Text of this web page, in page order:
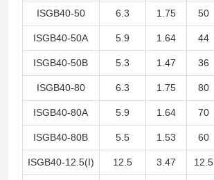
ISGB40-50 6.3 1.75 50
ISGB40-50A 5.9 1.64 44
ISGB40-50B 5.3 1.47 36
ISGB40-80 6.3 1.75 80
ISGB40-80A 5.9 1.64 70
ISGB40-80B 5.5 1.53 60
ISGB40-12.5(I) 12.5 3.47 12.5